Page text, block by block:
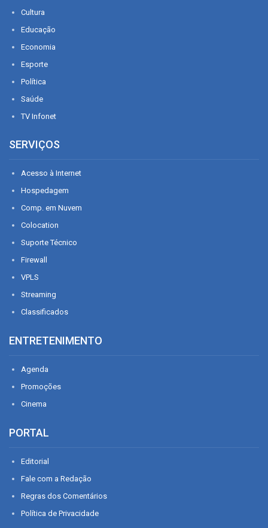
Cultura
Educação
Economia
Esporte
Política
Saúde
TV Infonet
SERVIÇOS
Acesso à Internet
Hospedagem
Comp. em Nuvem
Colocation
Suporte Técnico
Firewall
VPLS
Streaming
Classificados
ENTRETENIMENTO
Agenda
Promoções
Cinema
PORTAL
Editorial
Fale com a Redação
Regras dos Comentários
Política de Privacidade